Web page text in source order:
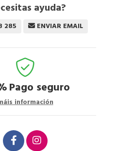
ayuda?
285 ENVIAR EMAIL
Pago seguro
información